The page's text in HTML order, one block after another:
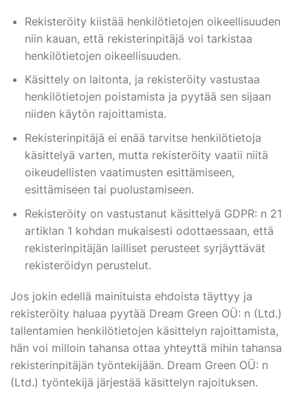
Rekisteröity kiistää henkilötietojen oikeellisuuden
niin kauan, että rekisterinpitäjä voi tarkistaa
henkilötietojen oikeellisuuden.
Käsittely on laitonta, ja rekisteröity vastustaa
henkilötietojen poistamista ja pyytää sen sijaan
niiden käytön rajoittamista.
Rekisterinpitäjä ei enää tarvitse henkilötietoja
käsittelyä varten, mutta rekisteröity vaatii niitä
oikeudellisten vaatimusten esittämiseen,
esittämiseen tai puolustamiseen.
Rekisteröity on vastustanut käsittelyä GDPR: n 21
artiklan 1 kohdan mukaisesti odottaessaan, että
rekisterinpitäjän lailliset perusteet syrjäyttävät
rekisteröidyn perustelut.
Jos jokin edellä mainituista ehdoista täyttyy ja
rekisteröity haluaa pyytää Dream Green OÜ: n (Ltd.)
tallentamien henkilötietojen käsittelyn rajoittamista,
hän voi milloin tahansa ottaa yhteyttä mihin tahansa
rekisterinpitäjän työntekijään. Dream Green OÜ: n
(Ltd.) työntekijä järjestää käsittelyn rajoituksen.